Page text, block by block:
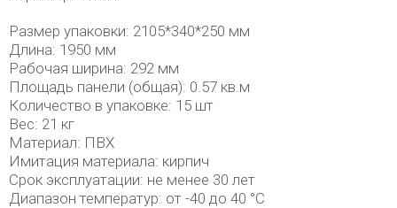
Размер упаковки: 2105*340*250 мм
Длина: 1950 мм
Рабочая ширина: 292 мм
Площадь панели (общая): 0.57 кв.м
Количество в упаковке: 15 шт
Вес: 21 кг
Материал: ПВХ
Имитация материала: кирпич
Срок эксплуатации: не менее 30 лет
Диапазон температур: от -40 до 40 °C